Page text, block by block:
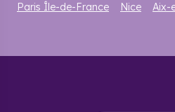
Paris Île-de-France
Nice Aix-